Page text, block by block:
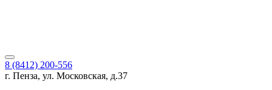
8 (8412) 200-556
г. Пенза, ул. Московская, д.37